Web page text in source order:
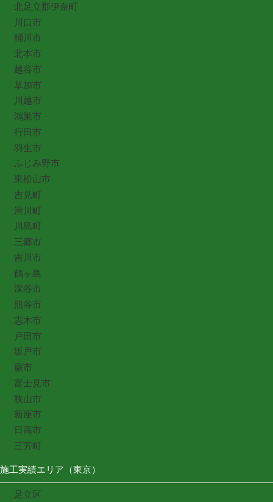
北足立郡伊奈町
川口市
桶川市
北本市
越谷市
草加市
川越市
鴻巣市
行田市
羽生市
ふじみ野市
東松山市
吉見町
滑川町
川島町
三郷市
吉川市
鶴ヶ島
深谷市
熊谷市
志木市
戸田市
坂戸市
蕨市
富士見市
狭山市
新座市
日高市
三芳町
施工実績エリア（東京）
足立区